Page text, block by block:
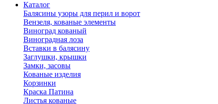
Каталог
Балясины узоры для перил и ворот
Вензеля, кованые элементы
Виноград кованый
Виноградная лоза
Вставки в балясину
Заглушки, крышки
Замки, засовы
Кованые изделия
Корзинки
Краска Патина
Листья кованые